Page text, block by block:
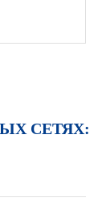
СЕТЯХ: